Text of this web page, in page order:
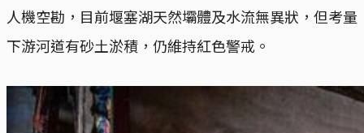
人機空勘，目前堰塞湖天然壩體及水流無異狀，但考量
下游河道有砂土淤積，仍維持紅色警戒。